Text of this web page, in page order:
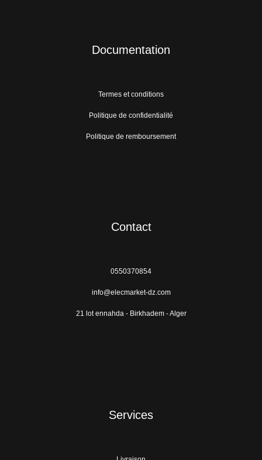
Documentation
Termes et conditions
Politique de confidentialité
Politique de remboursement
Contact
0550370854
info@elecmarket-dz.com
21 lot ennahda - Birkhadem - Alger
Services